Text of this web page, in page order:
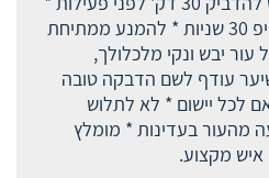
אחרי הדבקה לשפשף הטייפ 30 שניות * להמנע ממתיחת
יבש ונקי מלכלולך,
עודף לשם הדבקה טובה
לכל יישום * לא לתלוש
מהעור בעדינות * מומלץ
איש מקצוע.